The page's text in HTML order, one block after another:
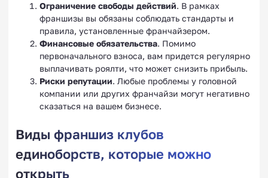
Ограничение свободы действий. В рамках
франшизы вы обязаны соблюдать стандарты и
правила, установленные франчайзером.
Финансовые обязательства. Помимо
первоначального взноса, вам придется регулярно
выплачивать роялти, что может снизить прибыль.
Риски репутации. Любые проблемы у головной
компании или других франчайзи могут негативно
сказаться на вашем бизнесе.
Виды франшиз клубов
единоборств, которые можно
открыть